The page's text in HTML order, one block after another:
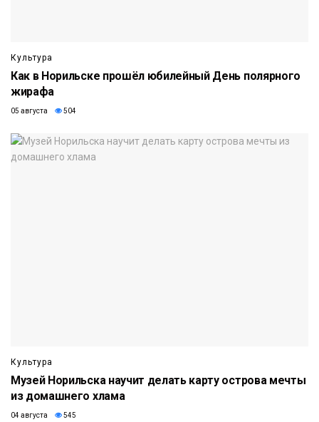
Культура
Как в Норильске прошёл юбилейный День полярного
жирафа
05 августа 504
Культура
Музей Норильска научит делать карту острова мечты
из домашнего хлама
04 августа 545